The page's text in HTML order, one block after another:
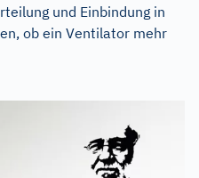
und Einbindung in
ob ein Ventilator mehr